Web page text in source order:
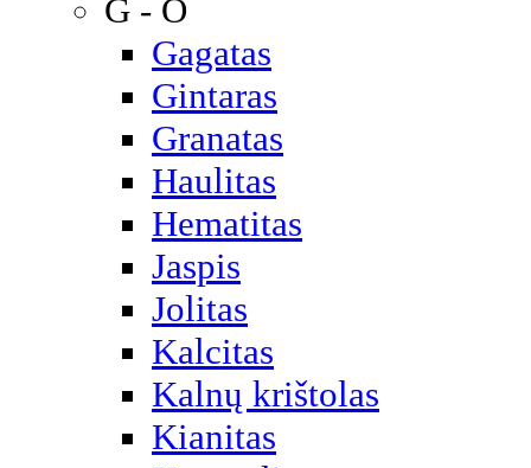
G - O
Gagatas
Gintaras
Granatas
Haulitas
Hematitas
Jaspis
Jolitas
Kalcitas
Kalnų krištolas
Kianitas